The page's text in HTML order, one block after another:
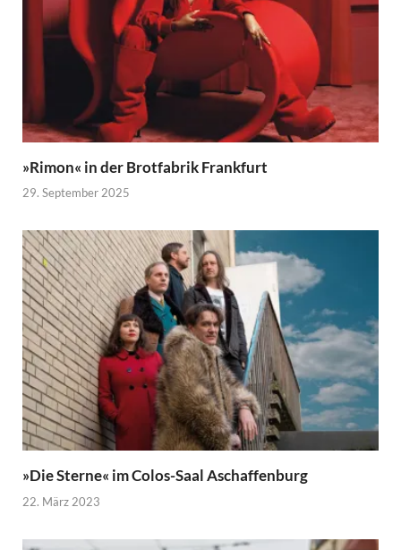
»Rimon« in der Brotfabrik Frankfurt
29. September 2025
»Die Sterne« im Colos-Saal Aschaffenburg
22. März 2023